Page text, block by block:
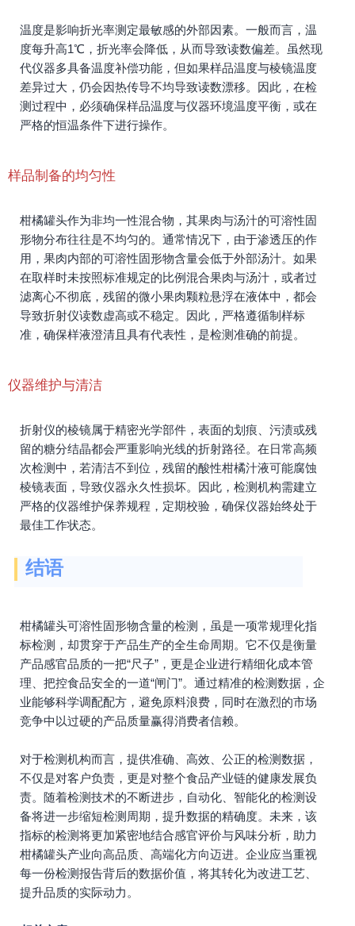
温度是影响折光率测定最敏感的外部因素。一般而言，温
度每升高1℃，折光率会降低，从而导致读数偏差。虽然现
代仪器多具备温度补偿功能，但如果样品温度与棱镜温度
差异过大，仍会因热传导不均导致读数漂移。因此，在检
测过程中，必须确保样品温度与仪器环境温度平衡，或在
严格的恒温条件下进行操作。
样品制备的均匀性
柑橘罐头作为非均一性混合物，其果肉与汤汁的可溶性固
形物分布往往是不均匀的。通常情况下，由于渗透压的作
用，果肉内部的可溶性固形物含量会低于外部汤汁。如果
在取样时未按照标准规定的比例混合果肉与汤汁，或者过
滤离心不彻底，残留的微小果肉颗粒悬浮在液体中，都会
导致折射仪读数虚高或不稳定。因此，严格遵循制样标
准，确保样液澄清且具有代表性，是检测准确的前提。
仪器维护与清洁
折射仪的棱镜属于精密光学部件，表面的划痕、污渍或残
留的糖分结晶都会严重影响光线的折射路径。在日常高频
次检测中，若清洁不到位，残留的酸性柑橘汁液可能腐蚀
棱镜表面，导致仪器永久性损坏。因此，检测机构需建立
严格的仪器维护保养规程，定期校验，确保仪器始终处于
最佳工作状态。
结语
柑橘罐头可溶性固形物含量的检测，虽是一项常规理化指
标检测，却贯穿于产品生产的全生命周期。它不仅是衡量
产品感官品质的一把“尺子”，更是企业进行精细化成本管
理、把控食品安全的一道“闸门”。通过精准的检测数据，企
业能够科学调配配方，避免原料浪费，同时在激烈的市场
竞争中以过硬的产品质量赢得消费者信赖。
对于检测机构而言，提供准确、高效、公正的检测数据，
不仅是对客户负责，更是对整个食品产业链的健康发展负
责。随着检测技术的不断进步，自动化、智能化的检测设
备将进一步缩短检测周期，提升数据的精确度。未来，该
指标的检测将更加紧密地结合感官评价与风味分析，助力
柑橘罐头产业向高品质、高端化方向迈进。企业应当重视
每一份检测报告背后的数据价值，将其转化为改进工艺、
提升品质的实际动力。